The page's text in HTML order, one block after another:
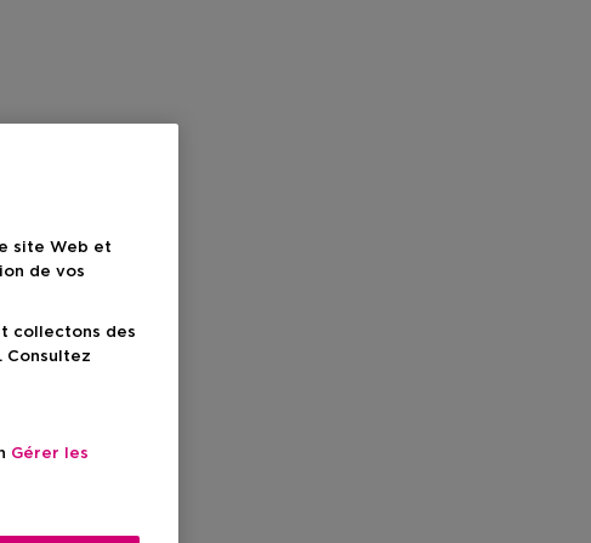
site Web et
de vos
collectons des
Consultez
Gérer les